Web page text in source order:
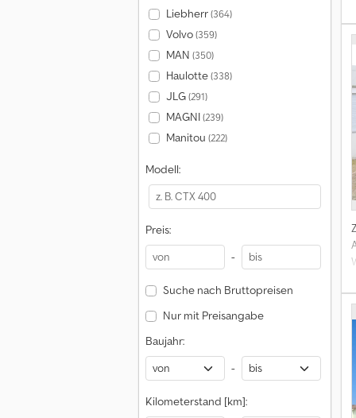
Liebherr(364)
Volvo(359)
MAN (350)
Haulotte(338)
JLG(291)
MAGNI(239)
Manitou (222)
Modell:
Preis:
-
Suche nach Bruttopreisen
Nur mit Preisangabe
Baujahr:
-
Kilometerstand [km]: